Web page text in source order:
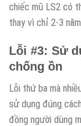
chiếc mũ LS2 có
thay vì chỉ 2-3
Lỗi #3: Sử
chống ồn
Lỗi thứ ba mà
sử dụng đúng
đồng người dùng